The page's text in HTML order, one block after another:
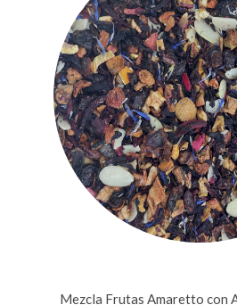
Mezcla Frutas Amaretto con